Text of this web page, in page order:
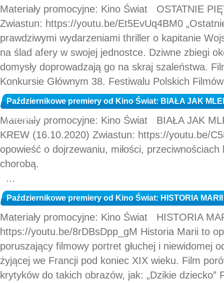
Materiały promocyjne: Kino Świat OSTATNIE
Zwiastun: https://youtu.be/Et5EvUq4BM0
prawdziwymi wydarzeniami thriller o kapitanie
na ślad afery w swojej jednostce. Dziwne zbiegi
domysły doprowadzają go na skraj szaleństwa.
Konkursie Głównym 38. Festiwalu Polskich
Październikowe premiery od Kino Świat: BIAŁA JAK
(zwiastun)
Materiały promocyjne: Kino Świat BIAŁA JAK
KREW (16.10.2020) Zwiastun: https://youtu.be/
opowieść o dojrzewaniu, miłości,
chorobą.
...
Październikowe premiery od Kino Świat: HISTORIA
Materiały promocyjne: Kino Świat HISTORIA
https://youtu.be/8rDBsDpp_gM Historia Marii to
poruszający filmowy portret głuchej i niewidomej
żyjącej we Francji pod koniec XIX wieku. Film
krytyków do takich obrazów, jak: „Dzikie dziecko”